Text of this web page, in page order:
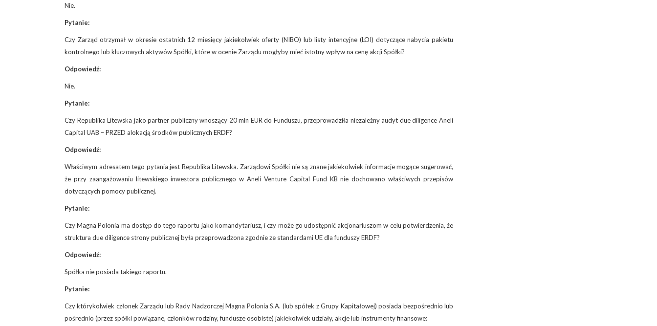
Nie.
Pytanie:
Czy Zarząd otrzymał w okresie ostatnich 12 miesięcy jakiekolwiek oferty (NIBO) lub listy intencyjne (LOI) dotyczące nabycia pakietu
kontrolnego lub kluczowych aktywów Spółki, które w ocenie Zarządu mogłyby mieć istotny wpływ na cenę akcji Spółki?
Odpowiedź:
Nie.
Pytanie:
Czy Republika Litewska jako partner publiczny wnoszący 20 mln EUR do Funduszu, przeprowadziła niezależny audyt due diligence Aneli
Capital UAB – PRZED alokacją środków publicznych ERDF?
Odpowiedź:
Właściwym adresatem tego pytania jest Republika Litewska. Zarządowi Spółki nie są znane jakiekolwiek informacje mogące sugerować,
że przy zaangażowaniu litewskiego inwestora publicznego w Aneli Venture Capital Fund KB nie dochowano właściwych przepisów
dotyczących pomocy publicznej.
Pytanie:
Czy Magna Polonia ma dostęp do tego raportu jako komandytariusz, i czy może go udostępnić akcjonariuszom w celu potwierdzenia, że
struktura due diligence strony publicznej była przeprowadzona zgodnie ze standardami UE dla funduszy ERDF?
Odpowiedź:
Spółka nie posiada takiego raportu.
Pytanie:
Czy którykolwiek członek Zarządu lub Rady Nadzorczej Magna Polonia S.A. (lub spółek z Grupy Kapitałowej) posiada bezpośrednio lub
pośrednio (przez spółki powiązane, członków rodziny, fundusze osobiste) jakiekolwiek udziały, akcje lub instrumenty finansowe: